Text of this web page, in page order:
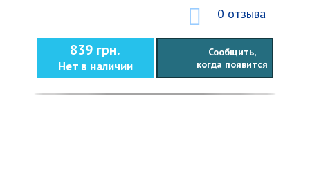
0 отзыва
839 грн.
Нет в наличии
Сообщить,
когда появится